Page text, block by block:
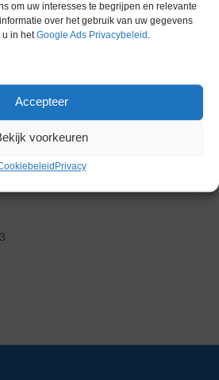
om uw interesses te begrijpen en relevante
over het gebruik van uw gegevens
u in hetGoogle Ads Privacybeleid .
Accepteer
voorkeuren
Privacy
producten